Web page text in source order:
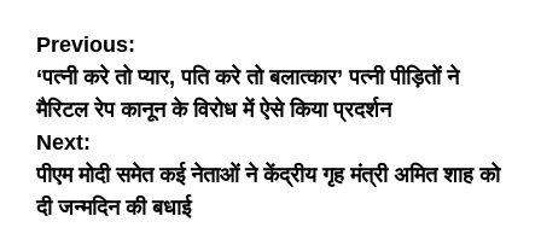
Post
navigation
Previous:
‘पत्नी करे तो प्यार, पति करे तो बलात्कार’ पत्नी पीड़ितों ने
मैरिटल रेप कानून के विरोध में ऐसे किया प्रदर्शन
Next:
पीएम मोदी समेत कई नेताओं ने केंद्रीय गृह मंत्री अमित शाह को
दी जन्मदिन की बधाई